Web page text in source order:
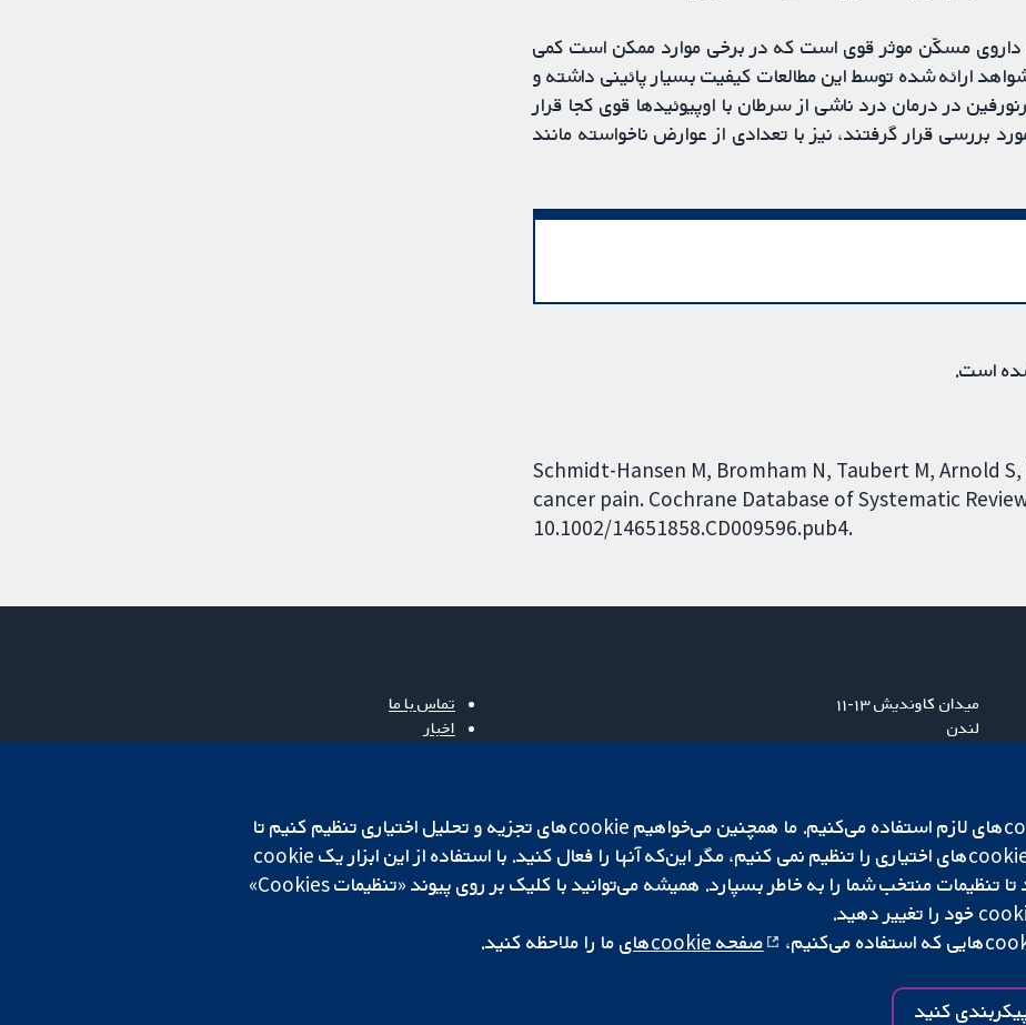
داروی مسکّن موثر قوی است که در برخی موارد ممکن است کمی
ارائه شده توسط این مطالعات کیفیت بسیار پائینی داشته و
در درمان درد ناشی از سرطان با اوپیوئیدها قوی کجا قرار
بررسی قرار گرفتند، نیز با تعدادی از عوارض ناخواسته مانند
است.
Schmidt-Hansen M, Bromham N, Taubert M, Arnold
cancer pain. Cochrane Database of Systematic
10.1002/14651858.CD009596.pub4.
میدان کاوندیش ۱۳-۱۱
لندن
تماس با ما
اخبار
Cochrane Library
کپی‌رایت © ۲۰۲۵ همکاری کاکرین تنظیمات کوکی
ما برای کارکردن وب‌گاه از cookie‌های لازم استفاده می‌کنیم. ما همچنین می‌خواهیم cookie‌های تجزیه و تحلیل اختیاری تنظیم کنیم تا
روی دستگاه شما تنظیم می‌شود تا تنظیمات منتخب شما را به خاطر بسپارد. همیشه می‌توانید با کلیک بر روی پیوند «تنظیمات Cookies»
صفحه cookie‌های ما را ملاحظه کنید.
کنید